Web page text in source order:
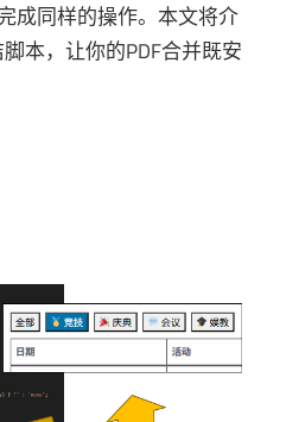
成同样的操作。本文将介
本，让你的PDF合并既安